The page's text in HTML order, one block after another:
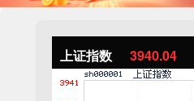
上证指数 3940.04